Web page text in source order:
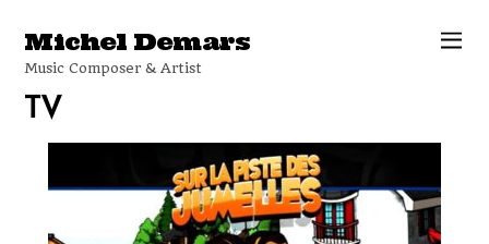
Michel Demars
Music Composer & Artist
TV